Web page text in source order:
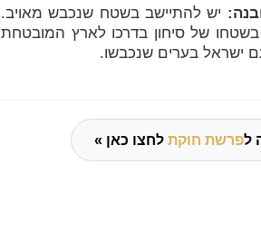
יש להתיישב בשטח שנכבש מאויב.
של סיחון בדרכו לארץ המובטחת
ישראל בערים שנכבשו.
לפרשת חוקת לחצו כאן »